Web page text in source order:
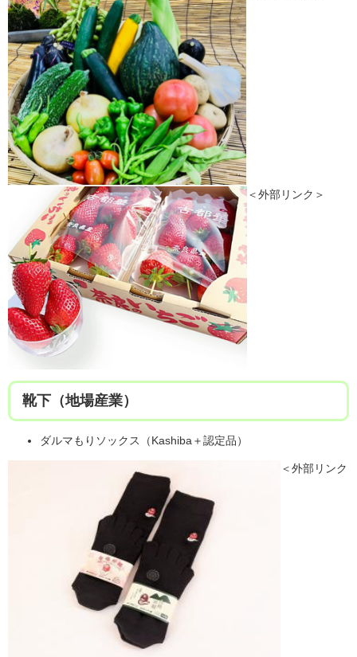
＜外部リンク＞
靴下（地場産業）
ダルマもりソックス（Kashiba＋認定品）
＜外部リンク